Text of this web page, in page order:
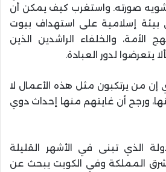
صورته. واستغرب كيف يمكن أن
بيئة إسلامية على استهداف بيوت
الأمة، والخلفاء الراشدين الذين
يتعرضوا لدور العبادة.
إن من يرتكبون مثل هذه الأعمال لا
ورجح أن غايتهم منها إحداث دوي
الذي تبنى في الأشهر القليلة
المملكة وفي الكويت يبحث عن